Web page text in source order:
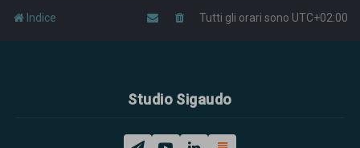
Indice Tutti gli orari sono UTC+02:00
Studio Sigaudo